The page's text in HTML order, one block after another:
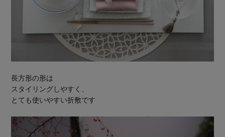
長方形の形は
スタイリングしやすく、
とても使いやすい折敷です